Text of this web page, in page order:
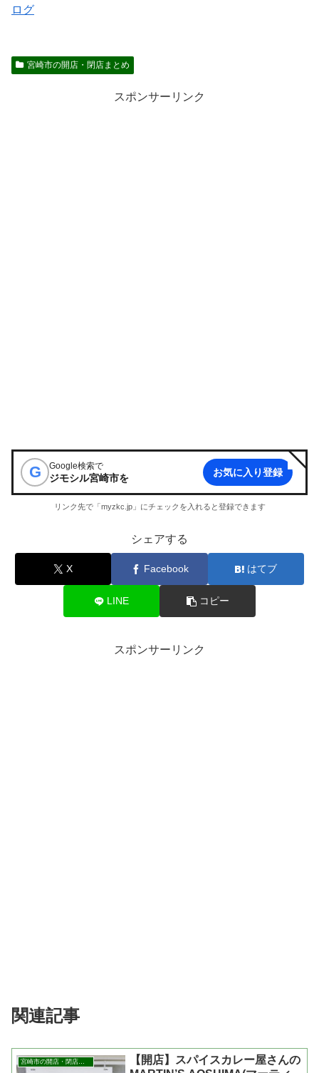
ログ
宮崎市の開店・閉店まとめ
スポンサーリンク
G Google検索で
ジモシル宮崎市を お気に入り登録
リンク先で「myzkc.jp」にチェックを入れると登録できます
シェアする
X Facebook はてブ
LINE コピー
スポンサーリンク
関連記事
宮崎市の開店・閉店まとめ
【開店】スパイスカレー屋さんの